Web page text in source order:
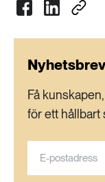
Nyhetsbrev
Få
för ett hållbart